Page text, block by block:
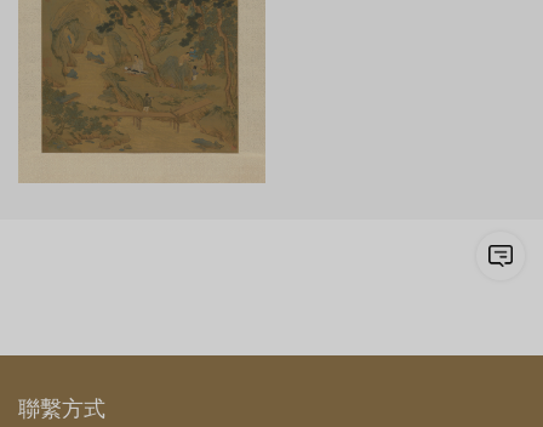
聯繫方式